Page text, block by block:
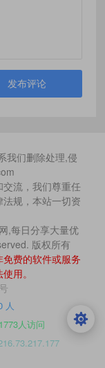
发布评论
我们删除处理,侵
流，我们尊重任
规，本站一切资
,每日分享大量优
版权所有
费的软件或服务
用。
人
人访问